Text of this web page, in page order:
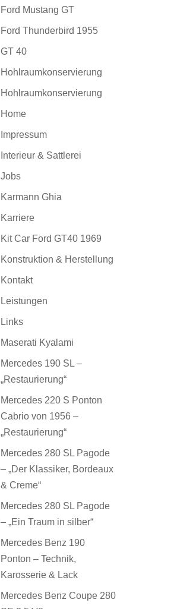
Ford Mustang GT
Ford Thunderbird 1955
GT 40
Hohlraumkonservierung
Hohlraumkonservierung
Home
Impressum
Interieur & Sattlerei
Jobs
Karmann Ghia
Karriere
Kit Car Ford GT40 1969
Konstruktion & Herstellung
Kontakt
Leistungen
Links
Maserati Kyalami
Mercedes 190 SL –
„Restaurierung“
Mercedes 220 S Ponton
Cabrio von 1956 –
„Restaurierung“
Mercedes 280 SL Pagode
– „Der Klassiker, Bordeaux
& Creme“
Mercedes 280 SL Pagode
– „Ein Traum in silber“
Mercedes Benz 190
Ponton – Technik,
Karosserie & Lack
Mercedes Benz Coupe 280